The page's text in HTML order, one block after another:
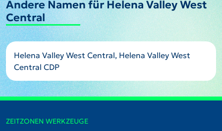
Andere Namen für Helena Valley West
Central
Helena Valley West Central, Helena Valley West
Central CDP
ZEITZONEN WERKZEUGE